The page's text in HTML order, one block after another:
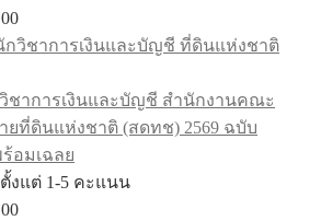
Price
฿395.00
฿670.00
ชาการเงินและบัญชี สำนักงานคณะ
ยที่ดินแห่งชาติ (สดทช) 2569 ฉบับ
อมเฉลย
ตั้งแต่ 1-5 คะแนน
Price